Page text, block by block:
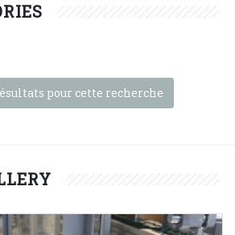
pour cette recherche